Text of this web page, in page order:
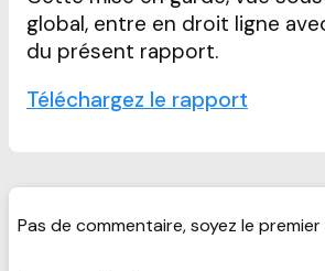
global, entre en droit ligne
du présent rapport.
Téléchargez le rapport
Pas de commentaire, soyez le